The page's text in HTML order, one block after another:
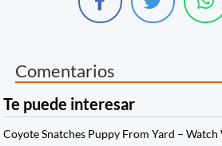
Comentarios